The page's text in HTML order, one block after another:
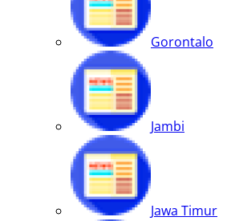
Gorontalo
Jambi
Jawa Timur